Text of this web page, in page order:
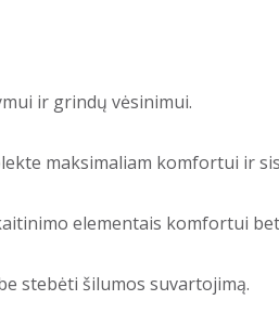
ir grindų vėsinimui.
maksimaliam komfortui ir
elementais komfortui
stebėti šilumos suvartojimą.